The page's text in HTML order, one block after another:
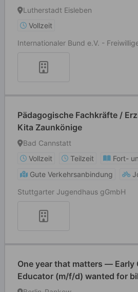
Lutherstadt Eisleben
Vollzeit
Internationaler Bund e.V. -
Pädagogische Fachkräfte /
Kita Zaunkönige
Bad Cannstatt
Vollzeit
Teilzeit
Fort-
Gute Verkehrsanbindung
Stuttgarter Jugendhaus gGmbH
One year that matters — Early
Educator (m/f/d) wanted for